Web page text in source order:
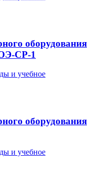
оборудования
СР-1
и учебное
оборудования
и учебное